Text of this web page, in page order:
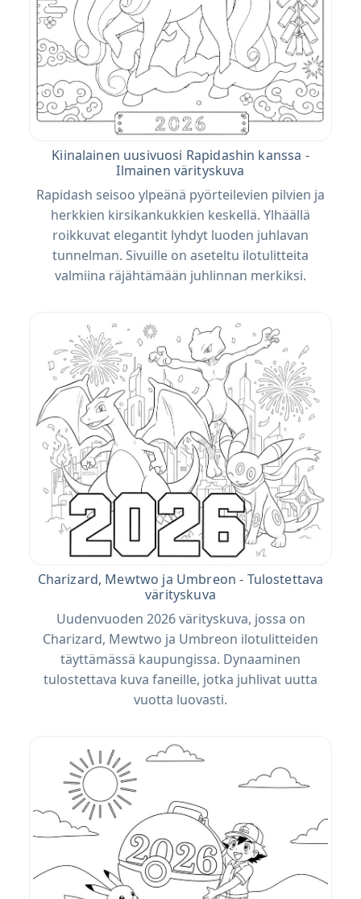
Kiinalainen uusivuosi Rapidashin kanssa -
Ilmainen värityskuva
Rapidash seisoo ylpeänä pyörteilevien pilvien ja
herkkien kirsikankukkien keskellä. Ylhäällä
roikkuvat elegantit lyhdyt luoden juhlavan
tunnelman. Sivuille on aseteltu ilotulitteita
valmiina räjähtämään juhlinnan merkiksi.
Charizard, Mewtwo ja Umbreon - Tulostettava
värityskuva
Uudenvuoden 2026 värityskuva, jossa on
Charizard, Mewtwo ja Umbreon ilotulitteiden
täyttämässä kaupungissa. Dynaaminen
tulostettava kuva faneille, jotka juhlivat uutta
vuotta luovasti.